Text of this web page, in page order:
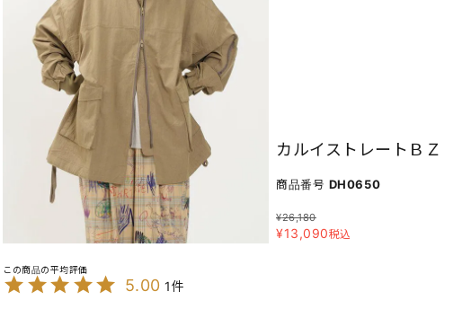
カルイストレートＢＺ
商品番号 DH0650
¥26,180
¥13,090税込
5.00 1